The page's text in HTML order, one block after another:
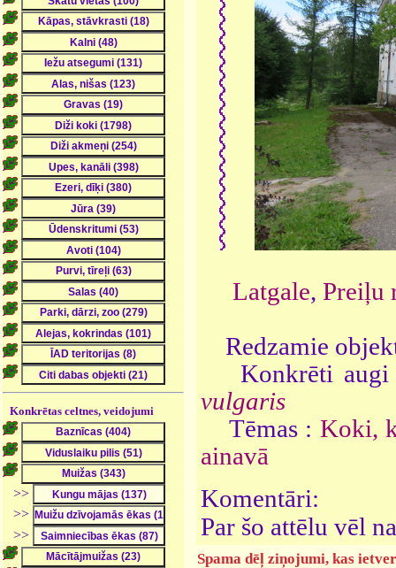
Konkrētas celtnes, veidojumi
>>
>>
>>
Latgale, Preiļu
Redzamie
Konkrēti
vulgaris
Tēmas : Koki,
ainavā
Komentāri:
Par šo attēlu vēl
Spama dēļ ziņojumi, kas